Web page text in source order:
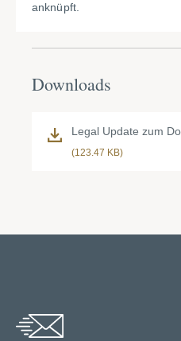
anknüpft.
Downloads
Legal Update zum
(123.47 KB)